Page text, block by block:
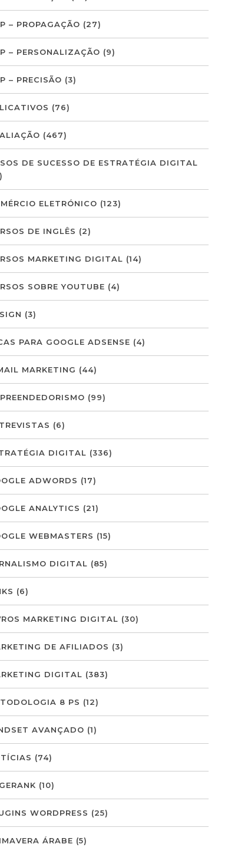
– PROPAGAÇÃO (27)
– PERSONALIZAÇÃO (9)
– PRECISÃO (3)
(76)
(467)
DE SUCESSO DE ESTRATÉGIA DIGITAL
ELETRÓNICO (123)
DE INGLÊS (2)
MARKETING DIGITAL (14)
SOBRE YOUTUBE (4)
(3)
PARA GOOGLE ADSENSE (4)
MARKETING (44)
(99)
(6)
DIGITAL (336)
ADWORDS (17)
ANALYTICS (21)
WEBMASTERS (15)
DIGITAL (85)
(6)
MARKETING DIGITAL (30)
DE AFILIADOS (3)
DIGITAL (383)
8 PS (12)
AVANÇADO (1)
(74)
(10)
WORDPRESS (25)
ÁRABE (5)